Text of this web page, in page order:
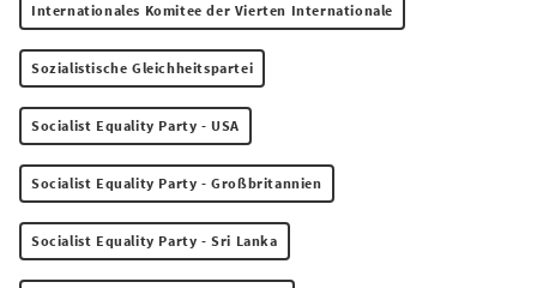
Internationales Komitee der Vierten Internationale
Sozialistische Gleichheitspartei
Socialist Equality Party - USA
Socialist Equality Party - Großbritannien
Socialist Equality Party - Sri Lanka